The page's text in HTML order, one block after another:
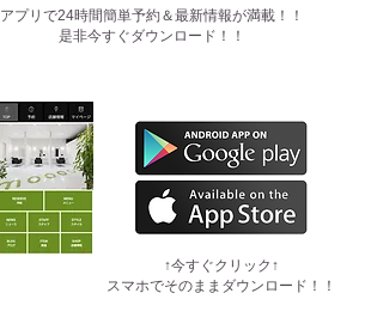
​アプリで24時間簡単予約＆最新情報が満載！！
是非今すぐダウンロード！！
​↑今すぐクリック↑
スマホでそのままダウンロード！！